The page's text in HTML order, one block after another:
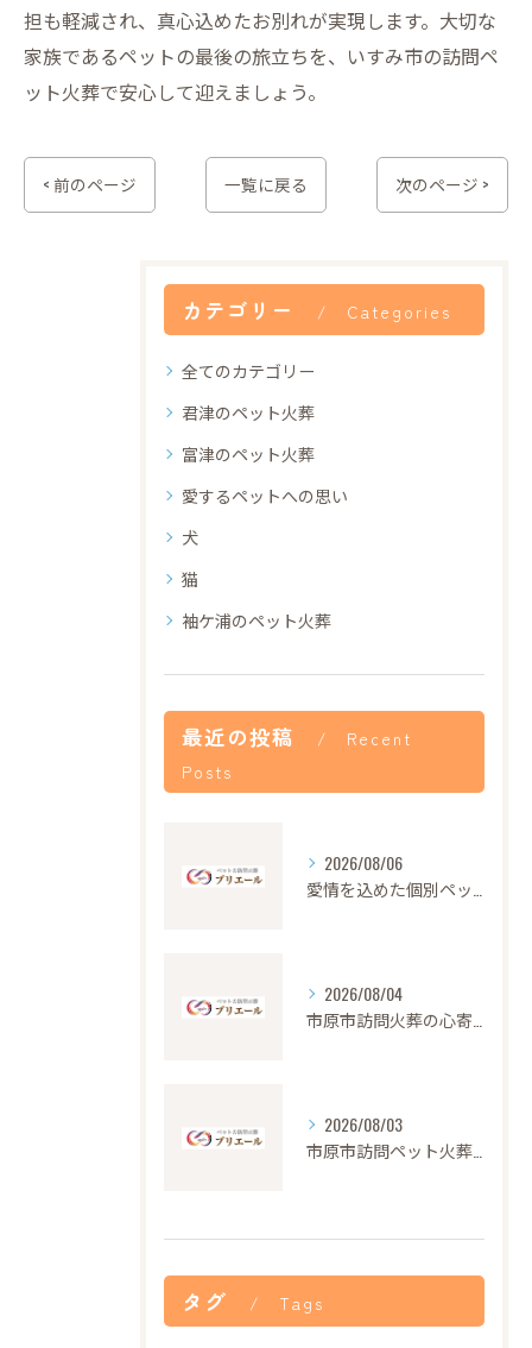
担も軽減され、真心込めたお別れが実現します。大切な
家族であるペットの最後の旅立ちを、いすみ市の訪問ペ
ット火葬で安心して迎えましょう。
< 前のページ 一覧に戻る 次のページ >
カテゴリー Categories
全てのカテゴリー
君津のペット火葬
富津のペット火葬
愛するペットへの思い
犬
猫
袖ケ浦のペット火葬
最近の投稿
Recent
Posts
2026/08/06
2026/08/04
2026/08/03
タグ Tags